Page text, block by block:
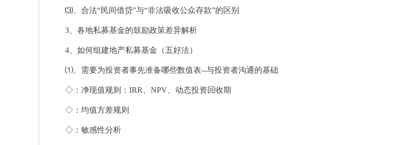
⑶、合法“民间借贷”与“非法吸收公众存款”的区别
3、各地私募基金的鼓励政策差异解析
4、如何组建地产私募基金（五好法）
⑴、需要为投资者事先准备哪些数值表--与投资者沟通的基础
◇：净现值规则：IRR、NPV、动态投资回收期
◇：均值方差规则
◇：敏感性分析